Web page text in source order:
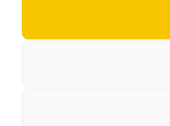
NVIDIA Quadro